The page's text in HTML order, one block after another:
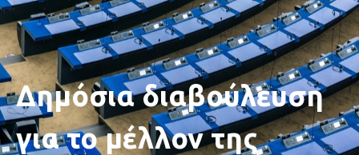
Δημόσια διαβούλευση
για το μέλλον της